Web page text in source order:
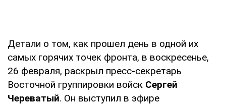
Детали о том, как прошел день в одной их
самых горячих точек фронта, в воскресенье,
26 февраля, раскрыл пресс-секретарь
Восточной группировки войск Сергей
Череватый. Он выступил в эфире